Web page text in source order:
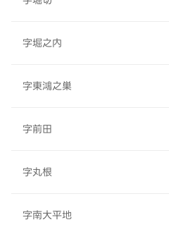
字堀之内
字東鴻之巣
字前田
字丸根
字南大平地